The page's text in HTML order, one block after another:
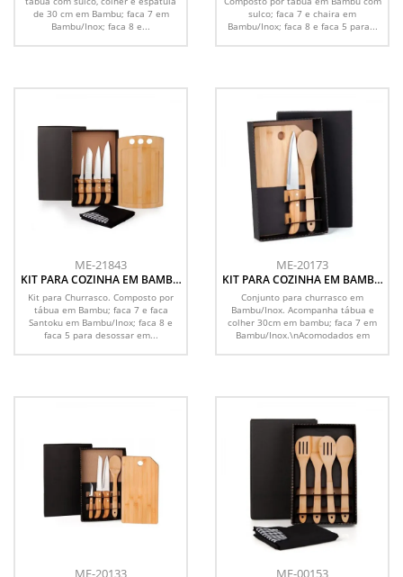
de 30 cm em Bambu; faca 7 em
Bambu/Inox; faca 8 e...
sulco; faca 7 e chaira em
Bambu/Inox; faca 8 e faca 5 para...
ME-21843
KIT PARA COZINHA EM BAMBU
/ MADEIRA / INOX COM
AVENTAL - 6 PÇS
Kit para Churrasco. Composto por
tábua em Bambu; faca 7 e faca
Santoku em Bambu/Inox; faca 8 e
faca 5 para desossar em...
ME-20173
KIT PARA COZINHA EM BAMBU
/ INOX - 3 PÇS
Conjunto para churrasco em
Bambu/Inox. Acompanha tábua e
colher 30cm em bambu; faca 7 em
Bambu/Inox.\nAcomodados em
ME-20133 ME-00153